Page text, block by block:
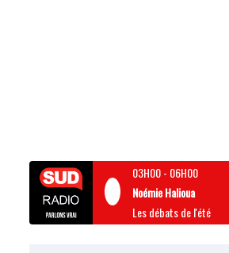
03H00- 06H00
Noémie Halioua
Les débats de l'été